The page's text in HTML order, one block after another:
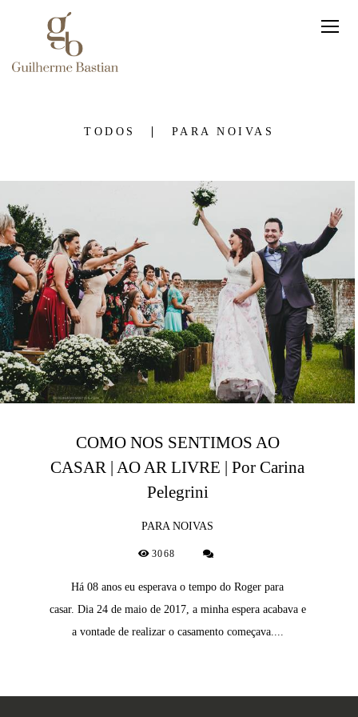
TODOS PARA NOIVAS
COMO NOS SENTIMOS AO
CASAR | AO AR LIVRE | Por Carina
Pelegrini
PARA NOIVAS
3068
Há 08 anos eu esperava o tempo do Roger para
casar. Dia 24 de maio de 2017, a minha espera acabava e
a vontade de realizar o casamento começava....